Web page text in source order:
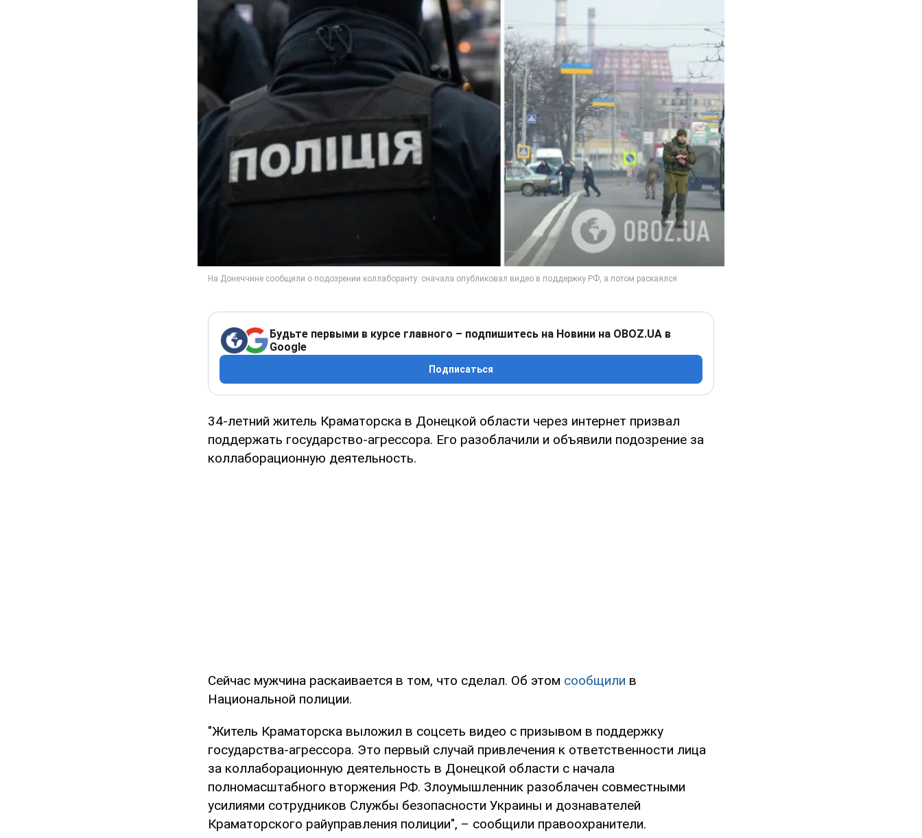
Будьте первыми в курсе главного – подпишитесь на Новини на OBOZ.UA в
Google
Подписаться
34-летний житель Краматорска в Донецкой области через интернет призвал
поддержать государство-агрессора. Его разоблачили и объявили подозрение за
коллаборационную деятельность.
Сейчас мужчина раскаивается в том, что сделал. Об этом сообщили в
Национальной полиции.
"Житель Краматорска выложил в соцсеть видео с призывом в поддержку
государства-агрессора. Это первый случай привлечения к ответственности лица
за коллаборационную деятельность в Донецкой области с начала
полномасштабного вторжения РФ. Злоумышленник разоблачен совместными
усилиями сотрудников Службы безопасности Украины и дознавателей
Краматорского райуправления полиции", – сообщили правоохранители.